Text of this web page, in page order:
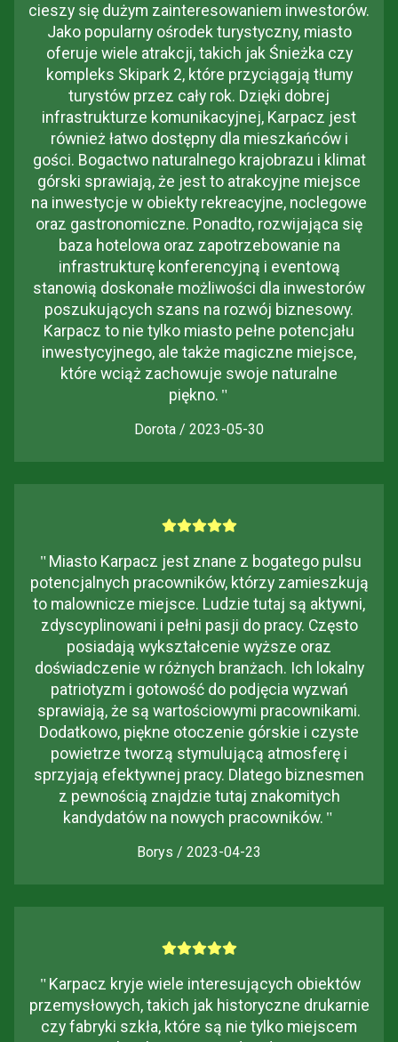
cieszy się dużym zainteresowaniem inwestorów.
Jako popularny ośrodek turystyczny, miasto
oferuje wiele atrakcji, takich jak Śnieżka czy
kompleks Skipark 2, które przyciągają tłumy
turystów przez cały rok. Dzięki dobrej
infrastrukturze komunikacyjnej, Karpacz jest
również łatwo dostępny dla mieszkańców i
gości. Bogactwo naturalnego krajobrazu i klimat
górski sprawiają, że jest to atrakcyjne miejsce
na inwestycje w obiekty rekreacyjne, noclegowe
oraz gastronomiczne. Ponadto, rozwijająca się
baza hotelowa oraz zapotrzebowanie na
infrastrukturę konferencyjną i eventową
stanowią doskonałe możliwości dla inwestorów
poszukujących szans na rozwój biznesowy.
Karpacz to nie tylko miasto pełne potencjału
inwestycyjnego, ale także magiczne miejsce,
które wciąż zachowuje swoje naturalne
piękno. "
Dorota / 2023-05-30
" Miasto Karpacz jest znane z bogatego pulsu
potencjalnych pracowników, którzy zamieszkują
to malownicze miejsce. Ludzie tutaj są aktywni,
zdyscyplinowani i pełni pasji do pracy. Często
posiadają wykształcenie wyższe oraz
doświadczenie w różnych branżach. Ich lokalny
patriotyzm i gotowość do podjęcia wyzwań
sprawiają, że są wartościowymi pracownikami.
Dodatkowo, piękne otoczenie górskie i czyste
powietrze tworzą stymulującą atmosferę i
sprzyjają efektywnej pracy. Dlatego biznesmen
z pewnością znajdzie tutaj znakomitych
kandydatów na nowych pracowników. "
Borys / 2023-04-23
" Karpacz kryje wiele interesujących obiektów
przemysłowych, takich jak historyczne drukarnie
czy fabryki szkła, które są nie tylko miejscem